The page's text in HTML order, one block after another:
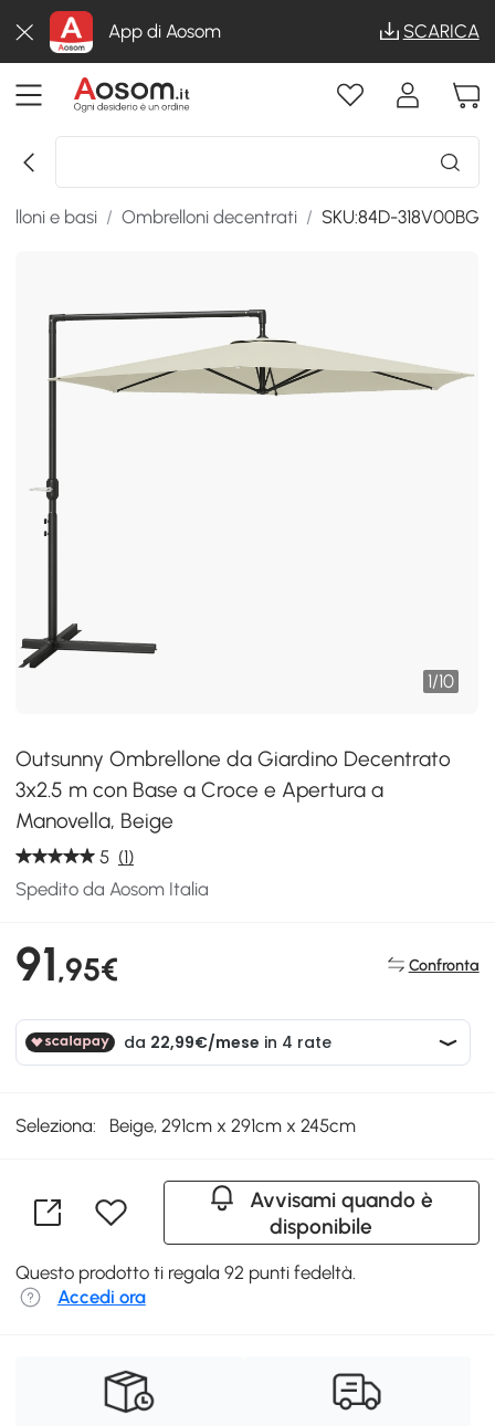
App di Aosom SCARICA
e basi / Ombrelloni decentrati / SKU:84D-318V00BG
1/10
Outsunny Ombrellone da Giardino Decentrato
3x2.5 m con Base a Croce e Apertura a
Manovella, Beige
5 (1)
Spedito da Aosom Italia
91,95€ Confronta
Seleziona: Beige, 291cm x 291cm x 245cm
Avvisami quando è
disponibile
Questo prodotto ti regala 92 punti fedeltà.
Accedi ora